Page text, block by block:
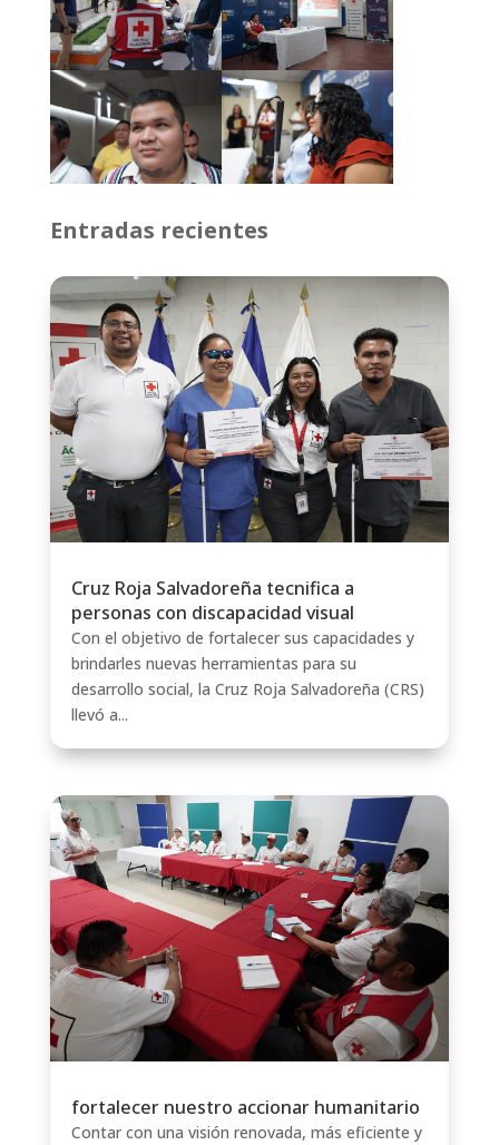
Entradas recientes
Cruz Roja Salvadoreña tecnifica a
personas con discapacidad visual
Con el objetivo de fortalecer sus capacidades y
brindarles nuevas herramientas para su
desarrollo social, la Cruz Roja Salvadoreña (CRS)
llevó a...
fortalecer nuestro accionar humanitario
Contar con una visión renovada, más eficiente y